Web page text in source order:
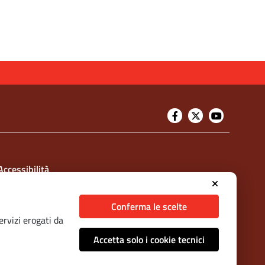
erogati da
Conferma le scelte
Accetta solo i cookie tecnici
al sito di Protezione Civile Puglia